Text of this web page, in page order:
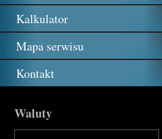
Kalkulator
Mapa serwisu
Kontakt
Waluty